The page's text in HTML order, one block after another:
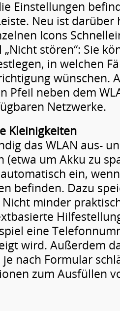
Einstellungen
Neu ist darüber
Icons
stören“: Sie
in welchen
wünschen.
Pfeil neben dem
Netzwerke.
Kleinigkeiten
das WLAN aus-
(etwa um Akku zu
ein,
befinden. Dazu
minder
eine
wird. Außerdem
nach Formular
zum Ausfüllen